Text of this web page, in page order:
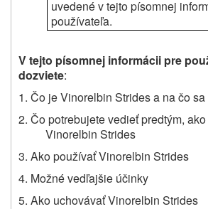
uvedené v tejto písomnej
používateľa.
V tejto písomnej informácii pre
dozviete:
1. Čo je Vinorelbin Strides a na čo
2. Čo potrebujete vedieť predtým,
Vinorelbin Strides
3. Ako používať Vinorelbin Strides
4. Možné vedľajšie účinky
5. Ako uchovávať Vinorelbin Strides